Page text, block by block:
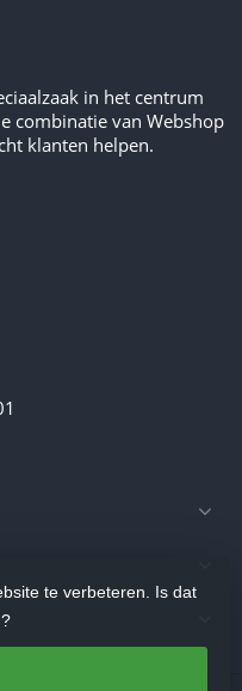
in het centrum
combinatie van Webshop
klanten helpen.
te verbeteren. Is dat